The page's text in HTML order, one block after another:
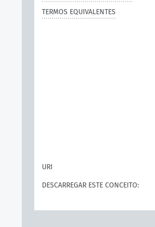
TERMOS EQUIVALENTES
URI
DESCARREGAR ESTE CONCEITO: